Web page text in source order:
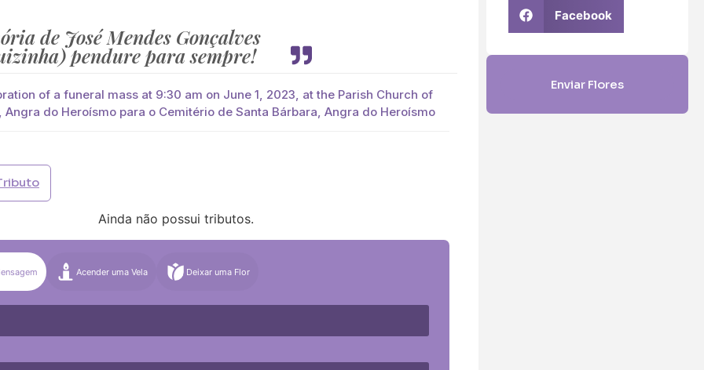
de José Mendes Gonçalves
pendure para sempre!
of a funeral mass at 9:30 am on June 1, 2023, at the Parish Church of
Angra do Heroísmo para o Cemitério de Santa Bárbara, Angra do Heroísmo
Ainda não possui tributos.
Acender uma Vela Deixar uma Flor
Facebook
Enviar Flores
paga de imediato com Paypal
Palma Cruz Coração
Coroa
Média (€100)
Média (€100)
Média (€100)
(€85) Média (€100)
Grande (€115)